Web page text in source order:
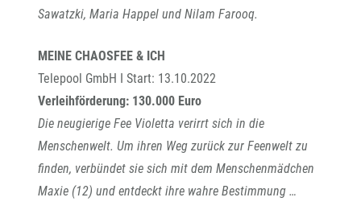
Sawatzki, Maria Happel und Nilam Farooq.
MEINE CHAOSFEE & ICH
Telepool GmbH I Start: 13.10.2022
Verleihförderung: 130.000 Euro
Die neugierige Fee Violetta verirrt sich in die
Menschenwelt. Um ihren Weg zurück zur Feenwelt zu
finden, verbündet sie sich mit dem Menschenmädchen
Maxie (12) und entdeckt ihre wahre Bestimmung …